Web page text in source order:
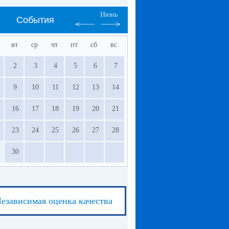
События
Июнь
вт ср чт пт сб вс
2 3 4 5 6 7
9 10 11 12 13 14
16 17 18 19 20 21
23 24 25 26 27 28
30
оценка качества